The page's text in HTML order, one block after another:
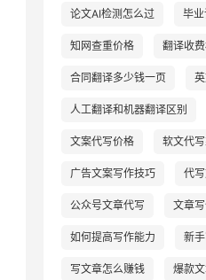
论文AI检测怎么过 毕
知网查重价格 翻译收
合同翻译多少钱一页
人工翻译和机器翻译区别
文案代写价格 软文代
广告文案写作技巧 代
公众号文章代写 文章
如何提高写作能力 新手
写文章怎么赚钱 爆款